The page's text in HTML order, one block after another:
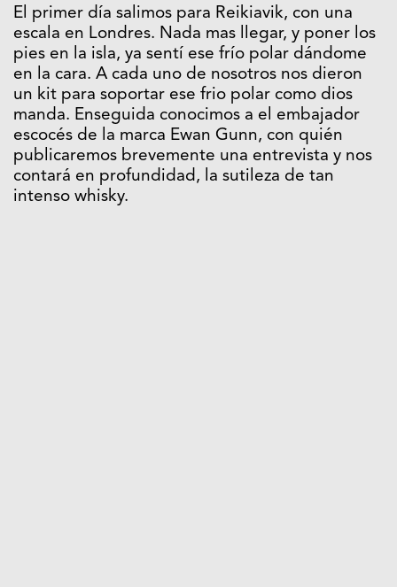
El primer día salimos para Reikiavik, con una
escala en Londres. Nada mas llegar, y poner los
pies en la isla, ya sentí ese frío polar dándome
en la cara. A cada uno de nosotros nos dieron
un kit para soportar ese frio polar como dios
manda. Enseguida conocimos a el embajador
escocés de la marca Ewan Gunn, con quién
publicaremos brevemente una entrevista y nos
contará en profundidad, la sutileza de tan
intenso whisky.